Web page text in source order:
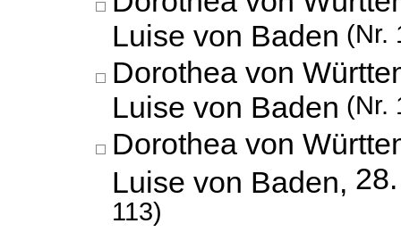
Luise von Baden (Nr.
Dorothea von
Luise von Baden (Nr.
Dorothea von
Luise von Baden,
113)